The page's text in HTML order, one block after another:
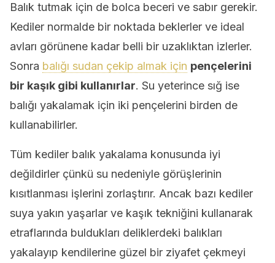
Balık tutmak için de bolca beceri ve sabır gerekir.
Kediler normalde bir noktada beklerler ve ideal
avları görünene kadar belli bir uzaklıktan izlerler.
Sonra balığı sudan çekip almak için pençelerini
bir kaşık gibi kullanırlar. Su yeterince sığ ise
balığı yakalamak için iki pençelerini birden de
kullanabilirler.
Tüm kediler balık yakalama konusunda iyi
değildirler çünkü su nedeniyle görüşlerinin
kısıtlanması işlerini zorlaştırır. Ancak bazı kediler
suya yakın yaşarlar ve kaşık tekniğini kullanarak
etraflarında buldukları deliklerdeki balıkları
yakalayıp kendilerine güzel bir ziyafet çekmeyi